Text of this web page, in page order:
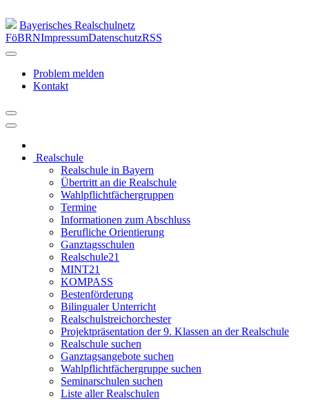
Bayerisches Realschulnetz
FöBRNImpressumDatenschutzRSS
Problem melden
Kontakt
Realschule
Realschule in Bayern
Übertritt an die Realschule
Wahlpflichtfächergruppen
Termine
Informationen zum Abschluss
Berufliche Orientierung
Ganztagsschulen
Realschule21
MINT21
KOMPASS
Bestenförderung
Bilingualer Unterricht
Realschulstreichorchester
Projektpräsentation der 9. Klassen an der Realschule
Realschule suchen
Ganztagsangebote suchen
Wahlpflichtfächergruppe suchen
Seminarschulen suchen
Liste aller Realschulen